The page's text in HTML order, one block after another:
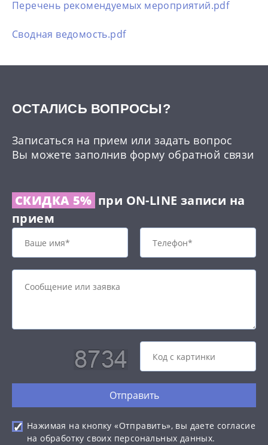
Перечень рекомендуемых мероприятий.pdf
Сводная ведомость.pdf
ОCТАЛИСЬ ВОПРОСЫ?
Записаться на прием или задать вопрос
Вы можете заполнив форму обратной связи
СКИДКА 5% при ON-LINE записи на
прием
Отправить
Нажимая на кнопку «Отправить», вы даете согласие
на обработку своих персональных данных.